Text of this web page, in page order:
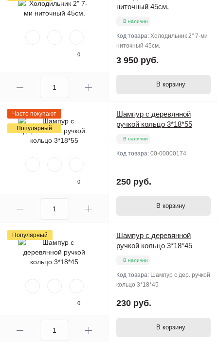
0
ниточный 45см.
В наличии
Код товара: Холодильник 2" 7-ми
ниточный 45см.
3 950 руб.
В корзину
Часто покупают
Популярный
0
Шампур с деревянной
ручкой кольцо 3*18*55
В наличии
Код товара: 00-00000174
250 руб.
В корзину
Популярный
0
Шампур с деревянной
ручкой кольцо 3*18*45
В наличии
Код товара: Шампур с дер. ручкой
кольцо 3*18*45
230 руб.
В корзину